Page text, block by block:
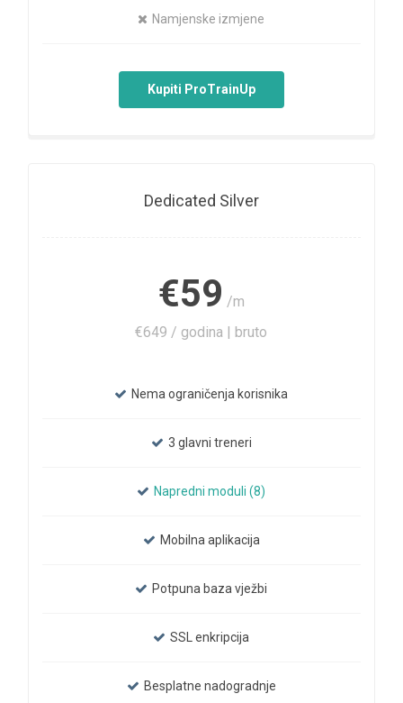
Namjenske izmjene
Kupiti ProTrainUp
Dedicated Silver
€59 /m
€649 / godina | bruto
Nema ograničenja korisnika
3 glavni treneri
Napredni moduli (8)
Mobilna aplikacija
Potpuna baza vježbi
SSL enkripcija
Besplatne nadogradnje